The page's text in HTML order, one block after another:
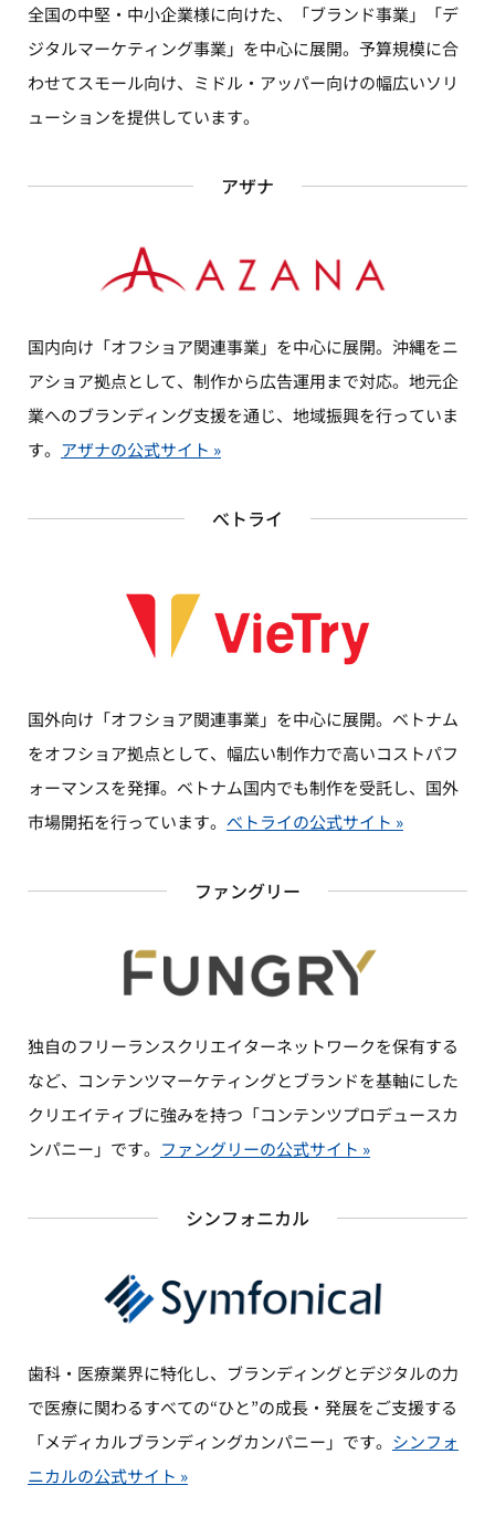
全国の中堅・中小企業様に向けた、「ブランド事業」「デ
ジタルマーケティング事業」を中心に展開。予算規模に合
わせてスモール向け、ミドル・アッパー向けの幅広いソリ
ューションを提供しています。
アザナ
国内向け「オフショア関連事業」を中心に展開。沖縄をニ
アショア拠点として、制作から広告運用まで対応。地元企
業へのブランディング支援を通じ、地域振興を行っていま
す。 アザナの公式サイト »
べトライ
国外向け「オフショア関連事業」を中心に展開。ベトナム
をオフショア拠点として、幅広い制作力で高いコストパフ
ォーマンスを発揮。ベトナム国内でも制作を受託し、国外
市場開拓を行っています。 べトライの公式サイト »
ファングリー
独自のフリーランスクリエイターネットワークを保有する
など、コンテンツマーケティングとブランドを基軸にした
クリエイティブに強みを持つ「コンテンツプロデュースカ
ンパニー」です。 ファングリーの公式サイト »
シンフォニカル
歯科・医療業界に特化し、ブランディングとデジタルの力
で医療に関わるすべての“ひと”の成長・発展をご支援する
「メディカルブランディングカンパニー」です。 シンフォ
ニカルの公式サイト »